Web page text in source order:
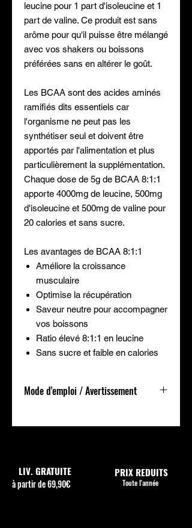
leucine pour 1 part d'isoleucine et 1
part de valine. Ce produit est sans
arôme pour qu'il puisse être mélangé
avec vos shakers ou boissons
préférées sans en altérer le goût.
Les BCAA sont des acides aminés
ramifiés dits essentiels car
l'organisme ne peut pas les
synthétiser seul et doivent être
apportés par l'alimentation et plus
particulièrement la supplémentation.
Chaque dose de 5g de BCAA 8:1:1
apporte 4000mg de leucine, 500mg
d'isoleucine et 500mg de valine pour
20 calories et sans sucre.
Les avantages de BCAA 8:1:1
Améliore la croissance
musculaire
Optimise la récupération
Saveur neutre pour accompagner
vos boissons
Ratio élevé 8:1:1 en leucine
Sans sucre et faible en calories
Mode d'emploi / Avertissement
Mélanger 1 dose de 5g, deux fois par
l'entraînement.
Se conformer aux conseils
LIV. GRATUITE
à partir de 69,90€
PRIX REDUITS
Toute l'année